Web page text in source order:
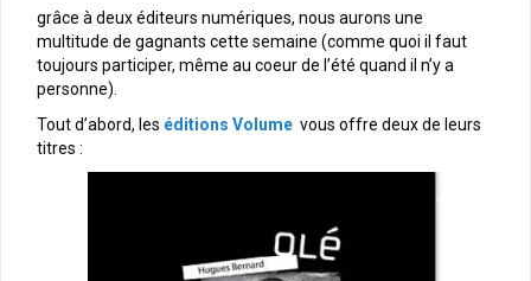
grâce à deux éditeurs numériques, nous aurons une
multitude de gagnants cette semaine (comme quoi il faut
toujours participer, même au coeur de l’été quand il n’y a
personne).
Tout d’abord, les éditions Volume vous offre deux de leurs
titres :